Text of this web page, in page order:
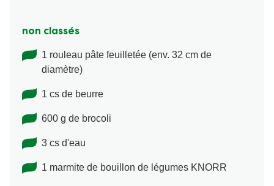
non classés
1 rouleau pâte feuilletée (env. 32 cm de
diamètre)
1 cs de beurre
600 g de brocoli
3 cs d'eau
1 marmite de bouillon de légumes KNORR